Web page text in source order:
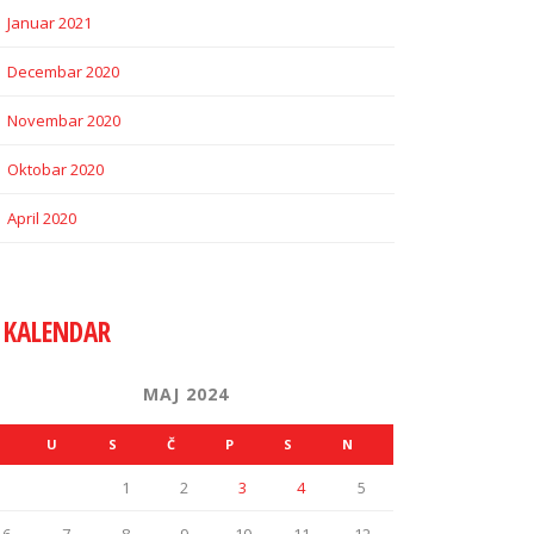
Januar 2021
Decembar 2020
Novembar 2020
Oktobar 2020
April 2020
KALENDAR
MAJ 2024
U S Č P S N
1 2 3 4 5